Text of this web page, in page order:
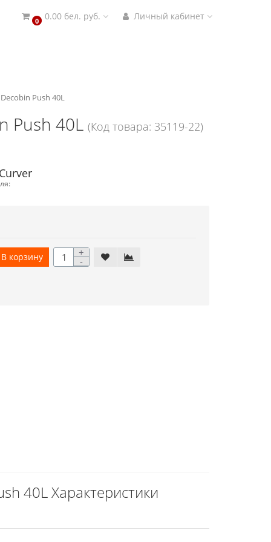
0 0.00 бел. руб. Личный кабинет
Push 40L
Push 40L (Код товара: 35119-22)
В корзину +
-
40L Характеристики